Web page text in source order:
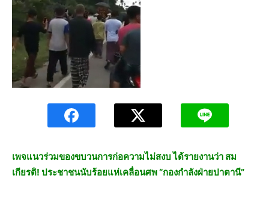
เพจแนวร่วมของขบวนการก่อความไม่สงบ ได้รายงานว่า สม
เกียรติ! ประชาชนนับร้อยแห่เคลื่อนศพ “กองกำลังฝ่ายปาตานี”